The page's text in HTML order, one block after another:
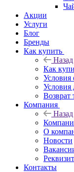
Акции
Услуги
Блог
Бренды
Как купить
Назад
Как
Условия
Условия
Возврат
Компания
Назад
О
Новости
Контакты